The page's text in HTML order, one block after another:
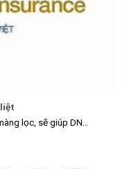
lọc, sẽ giúp DN...